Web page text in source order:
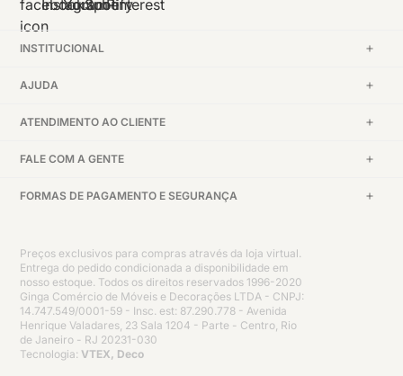
INSTITUCIONAL
AJUDA
ATENDIMENTO AO CLIENTE
FALE COM A GENTE
FORMAS DE PAGAMENTO E SEGURANÇA
Preços exclusivos para compras através da loja virtual.
Entrega do pedido condicionada a disponibilidade em
nosso estoque. Todos os direitos reservados 1996-2020
Ginga Comércio de Móveis e Decorações LTDA - CNPJ:
14.747.549/0001-59 - Insc. est: 87.290.778 - Avenida
Henrique Valadares, 23 Sala 1204 - Parte - Centro, Rio
de Janeiro - RJ 20231-030
Tecnologia: VTEX, Deco